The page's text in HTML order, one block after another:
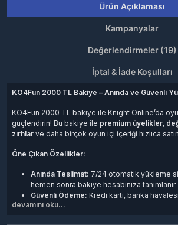
Ürün Açıklaması
Kampanyalar
Değerlendirmeler (19)
İptal & İade Koşulları
KO4Fun 2000 TL Bakiye – Anında ve Güvenli
KO4Fun 2000 TL bakiye ile Knight Online’da
güçlendirin! Bu bakiye ile premium üyelikler,
zırhlar ve daha birçok oyun içi içeriği hızlıca
Öne Çıkan Özellikler:
Anında Teslimat: 7/24 otomatik yükleme
hemen sonra bakiye hesabınıza tanımlanır.
Güvenli Ödeme: Kredi kartı, banka
yöntemleriyle güvenli alışveriş.
devamını oku...